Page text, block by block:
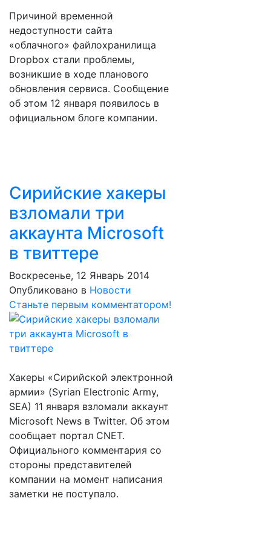
Причиной временной
недоступности сайта
«облачного» файлохранилища
Dropbox стали проблемы,
возникшие в ходе планового
обновления сервиса. Сообщение
об этом 12 января появилось в
официальном блоге компании.
Сирийские хакеры
взломали три
аккаунта Microsoft
в твиттере
Воскресенье, 12 Январь 2014
Опубликовано в Новости
Станьте первым комментатором!
Хакеры «Сирийской электронной
армии» (Syrian Electronic Army,
SEA) 11 января взломали аккаунт
Microsoft News в Twitter. Об этом
сообщает портал CNET.
Официального комментария со
стороны представителей
компании на момент написания
заметки не поступало.